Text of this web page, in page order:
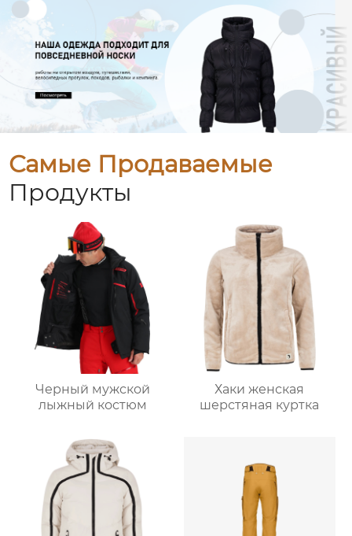
Самые Продаваемые
Продукты
Черный мужской
лыжный костюм
Хаки женская
шерстяная куртка